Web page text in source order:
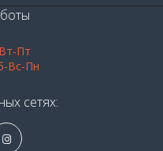
Пт
Вс-Пн
сетях: